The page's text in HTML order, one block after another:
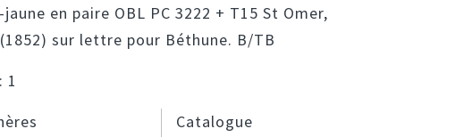
en paire OBL PC 3222 + T15 St Omer,
sur lettre pour Béthune. B/TB
1
Catalogue